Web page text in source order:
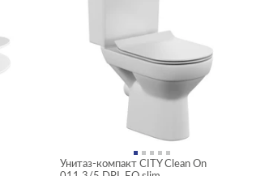
Унитаз-компакт CITY Clean On